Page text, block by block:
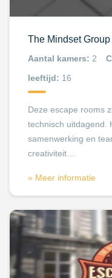
The Mindset
Aantal kamers: 2
leeftijd: 16
Deze escape rooms
technisch uitdagend.
samenwerking en
creativiteit…
» Meer informatie